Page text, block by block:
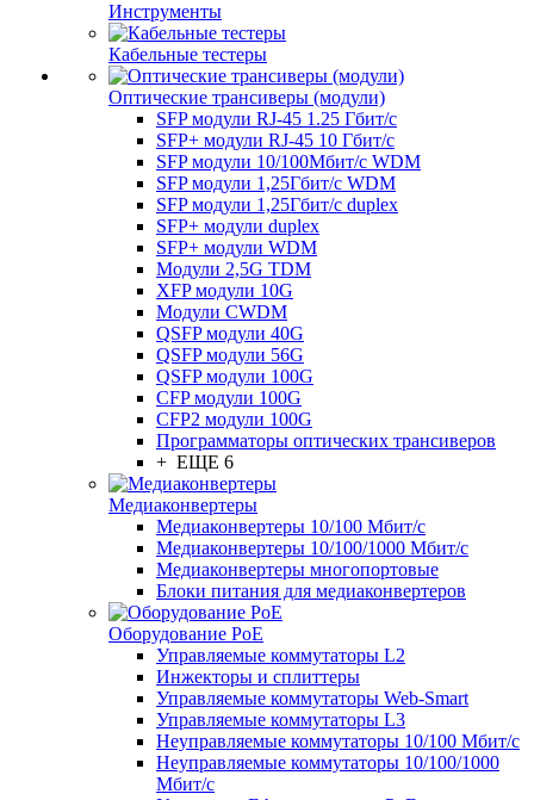
Инструменты
Кабельные тестеры
Оптические трансиверы (модули)
SFP модули RJ-45 1.25 Гбит/c
SFP+ модули RJ-45 10 Гбит/c
SFP модули 10/100Мбит/с WDM
SFP модули 1,25Гбит/с WDM
SFP модули 1,25Гбит/с duplex
SFP+ модули duplex
SFP+ модули WDM
Модули 2,5G TDM
XFP модули 10G
Модули CWDM
QSFP модули 40G
QSFP модули 56G
QSFP модули 100G
CFP модули 100G
CFP2 модули 100G
Программаторы оптических трансиверов
+ ЕЩЕ 6
Медиаконвертеры
Медиаконвертеры 10/100 Мбит/с
Медиаконвертеры 10/100/1000 Мбит/c
Медиаконвертеры многопортовые
Блоки питания для медиаконвертеров
Оборудование PoE
Управляемые коммутаторы L2
Инжекторы и сплиттеры
Управляемые коммутаторы Web-Smart
Управляемые коммутаторы L3
Неуправляемые коммутаторы 10/100 Мбит/с
Неуправляемые коммутаторы 10/100/1000
Мбит/с